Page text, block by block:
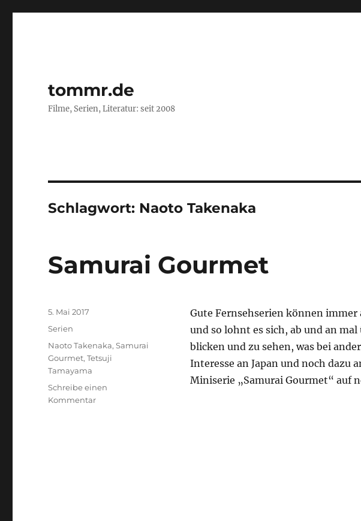
tommr.de
Filme, Serien, Literatur: seit 2008
Schlagwort: Naoto Takenaka
Samurai Gourmet
Gute Fernsehserien können
und so lohnt es sich, ab und an
blicken und zu sehen, was bei
Interesse an Japan und noch dazu
Miniserie „Samurai Gourmet“ auf
Veröffentlicht
5. Mai 2017
Kategorien
Serien
Schlagwörter
Naoto Takenaka,Samurai
Gourmet,Tetsuji
Tamayama
Schreibe einen
Kommentarzu